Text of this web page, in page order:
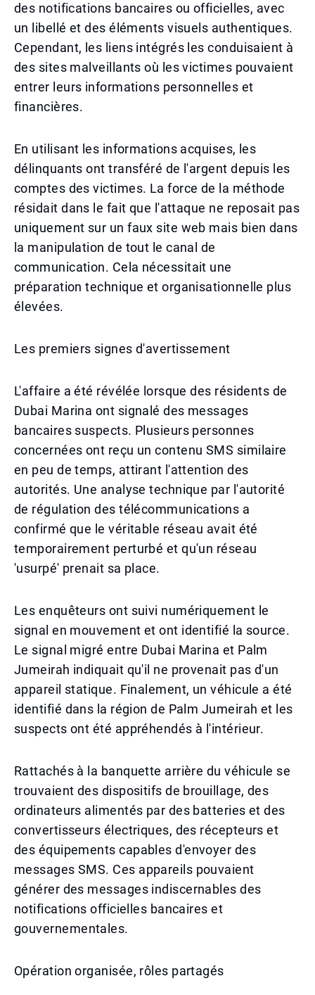
des notifications bancaires ou officielles, avec
un libellé et des éléments visuels authentiques.
Cependant, les liens intégrés les conduisaient à
des sites malveillants où les victimes pouvaient
entrer leurs informations personnelles et
financières.
En utilisant les informations acquises, les
délinquants ont transféré de l'argent depuis les
comptes des victimes. La force de la méthode
résidait dans le fait que l'attaque ne reposait pas
uniquement sur un faux site web mais bien dans
la manipulation de tout le canal de
communication. Cela nécessitait une
préparation technique et organisationnelle plus
élevées.
Les premiers signes d'avertissement
L'affaire a été révélée lorsque des résidents de
Dubai Marina ont signalé des messages
bancaires suspects. Plusieurs personnes
concernées ont reçu un contenu SMS similaire
en peu de temps, attirant l'attention des
autorités. Une analyse technique par l'autorité
de régulation des télécommunications a
confirmé que le véritable réseau avait été
temporairement perturbé et qu'un réseau
'usurpé' prenait sa place.
Les enquêteurs ont suivi numériquement le
signal en mouvement et ont identifié la source.
Le signal migré entre Dubai Marina et Palm
Jumeirah indiquait qu'il ne provenait pas d'un
appareil statique. Finalement, un véhicule a été
identifié dans la région de Palm Jumeirah et les
suspects ont été appréhendés à l'intérieur.
Rattachés à la banquette arrière du véhicule se
trouvaient des dispositifs de brouillage, des
ordinateurs alimentés par des batteries et des
convertisseurs électriques, des récepteurs et
des équipements capables d'envoyer des
messages SMS. Ces appareils pouvaient
générer des messages indiscernables des
notifications officielles bancaires et
gouvernementales.
Opération organisée, rôles partagés